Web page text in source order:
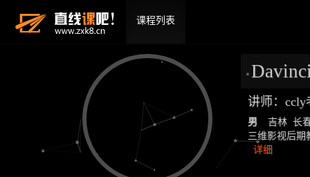
课程列表
讲师：ccly
男
吉林 长
三维影视后期
详细